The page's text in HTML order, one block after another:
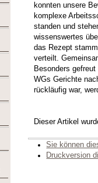
konnten unsere
komplexe
standen und
wissenswertes
das Rezept
verteilt.
Besonders
WGs Gerichte
rückläufig war,
Dieser Artikel
Sie können
Druckversion